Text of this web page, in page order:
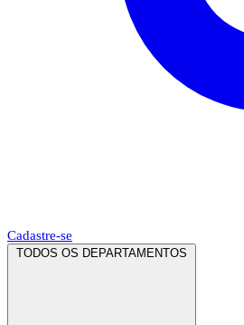
Cadastre-se
TODOS OS DEPARTAMENTOS